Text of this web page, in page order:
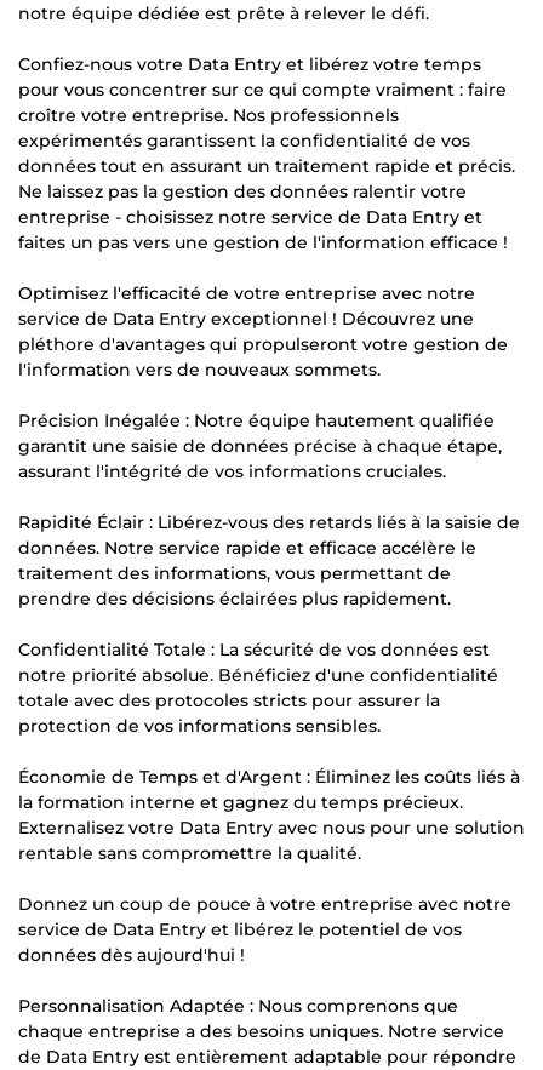
notre équipe dédiée est prête à relever le défi.
Confiez-nous votre Data Entry et libérez votre temps
pour vous concentrer sur ce qui compte vraiment : faire
croître votre entreprise. Nos professionnels
expérimentés garantissent la confidentialité de vos
données tout en assurant un traitement rapide et précis.
Ne laissez pas la gestion des données ralentir votre
entreprise - choisissez notre service de Data Entry et
faites un pas vers une gestion de l'information efficace !
Optimisez l'efficacité de votre entreprise avec notre
service de Data Entry exceptionnel ! Découvrez une
pléthore d'avantages qui propulseront votre gestion de
l'information vers de nouveaux sommets.
Précision Inégalée : Notre équipe hautement qualifiée
garantit une saisie de données précise à chaque étape,
assurant l'intégrité de vos informations cruciales.
Rapidité Éclair : Libérez-vous des retards liés à la saisie de
données. Notre service rapide et efficace accélère le
traitement des informations, vous permettant de
prendre des décisions éclairées plus rapidement.
Confidentialité Totale : La sécurité de vos données est
notre priorité absolue. Bénéficiez d'une confidentialité
totale avec des protocoles stricts pour assurer la
protection de vos informations sensibles.
Économie de Temps et d'Argent : Éliminez les coûts liés à
la formation interne et gagnez du temps précieux.
Externalisez votre Data Entry avec nous pour une solution
rentable sans compromettre la qualité.
Donnez un coup de pouce à votre entreprise avec notre
service de Data Entry et libérez le potentiel de vos
données dès aujourd'hui !
Personnalisation Adaptée : Nous comprenons que
chaque entreprise a des besoins uniques. Notre service
de Data Entry est entièrement adaptable pour répondre